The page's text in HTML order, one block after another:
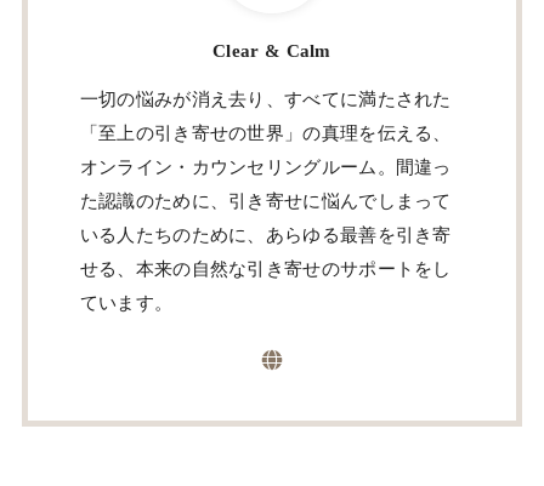
Clear & Calm
一切の悩みが消え去り、すべてに満たされた
「至上の引き寄せの世界」の真理を伝える、
オンライン・カウンセリングルーム。間違っ
た認識のために、引き寄せに悩んでしまって
いる人たちのために、あらゆる最善を引き寄
せる、本来の自然な引き寄せのサポートをし
ています。